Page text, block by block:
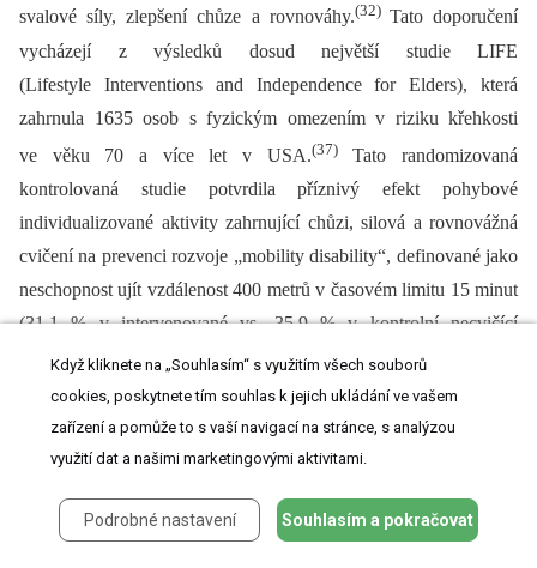
svalové síly, zlepšení chůze a rovnováhy.(32) Tato doporučení
vycházejí z výsledků dosud největší studie LIFE
(Lifestyle Interventions and Independence for Elders), která
zahrnula 1635 osob s fyzickým omezením v riziku křehkosti
ve věku 70 a více let v USA.(37)Tato randomizovaná
kontrolovaná studie potvrdila příznivý efekt pohybové
individualizované aktivity zahrnující chůzi, silová a rovnovážná
cvičení na prevenci rozvoje „mobility disability“, definované jako
neschopnost ujít vzdálenost 400 metrů v časovém limitu 15 minut
(31,1 % v intervenované vs. 35,9 % v kontrolní necvičící
skupině). Také trvalá porucha mobility byla častější u kontrolní
skupiny (14,7 % intervenovaná vs. 19,8 % kontrolní skupina).
Podobný design má i v roce 2020 ukončená evropská studie
SPRINTT (Sarcopenia & Physical fRailty IN older people: multi-
componenT Treatment strategies), jejíž výsledky jsou očekávány
v letošním roce.(38)V obou studiích se jednalo o dlouhodobý
Když kliknete na „Souhlasím“ s využitím všech souborů
cookies, poskytnete tím souhlas k jejich ukládání ve vašem
zařízení a pomůže to s vaší navigací na stránce, s analýzou
využití dat a našimi marketingovými aktivitami.
Podrobné nastavení Souhlasím a pokračovat